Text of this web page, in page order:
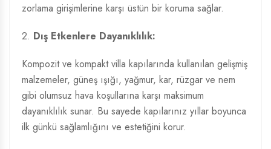
zorlama girişimlerine karşı üstün bir koruma sağlar.
2. Dış Etkenlere Dayanıklılık:
Kompozit ve kompakt villa kapılarında kullanılan gelişmiş
malzemeler, güneş ışığı, yağmur, kar, rüzgar ve nem
gibi olumsuz hava koşullarına karşı maksimum
dayanıklılık sunar. Bu sayede kapılarınız yıllar boyunca
ilk günkü sağlamlığını ve estetiğini korur.